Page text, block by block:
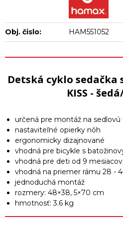
Obj. čislo: HAM551052
Detská cyklo sedačka
KISS -
určená pre montáž na sedlovú
nastaviteľné opierky nôh
ergonomicky dizajnované
vhodná pre bicykle s
vhodná pre deti od 9
vhodná na priemer rámu 28 -
jednoduchá montáž
rozmery: 48×38, 5×70 cm
hmotnosť: 3.6 kg